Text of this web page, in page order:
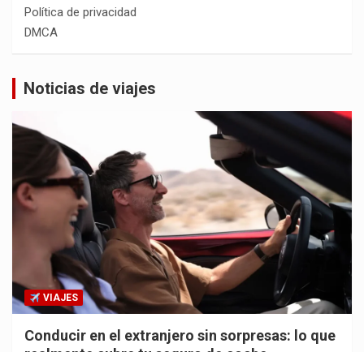
Política de privacidad
DMCA
Noticias de viajes
VIAJES
Conducir en el extranjero sin sorpresas: lo que